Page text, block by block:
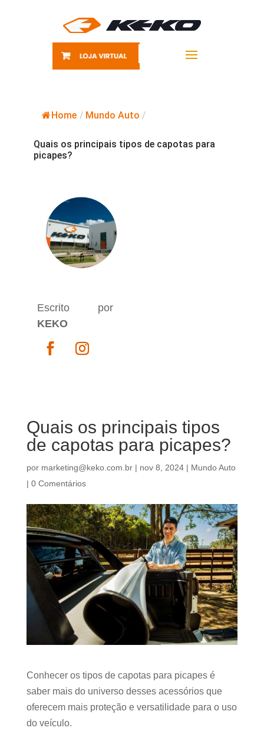
Home / Mundo Auto /
Quais os principais tipos de capotas para
picapes?
Escrito por
KEKO
Quais os principais tipos
de capotas para picapes?
por marketing@keko.com.br| nov 8, 2024| Mundo Auto
| 0 Comentários
Conhecer os tipos de capotas para picapes é
saber mais do universo desses acessórios que
oferecem mais proteção e versatilidade para o uso
do veículo.